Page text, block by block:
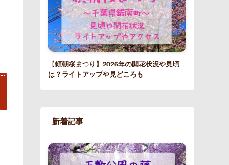
【頼朝桜まつり】2026年の開花状況や見頃
は？ライトアップや見どころも
新着記事